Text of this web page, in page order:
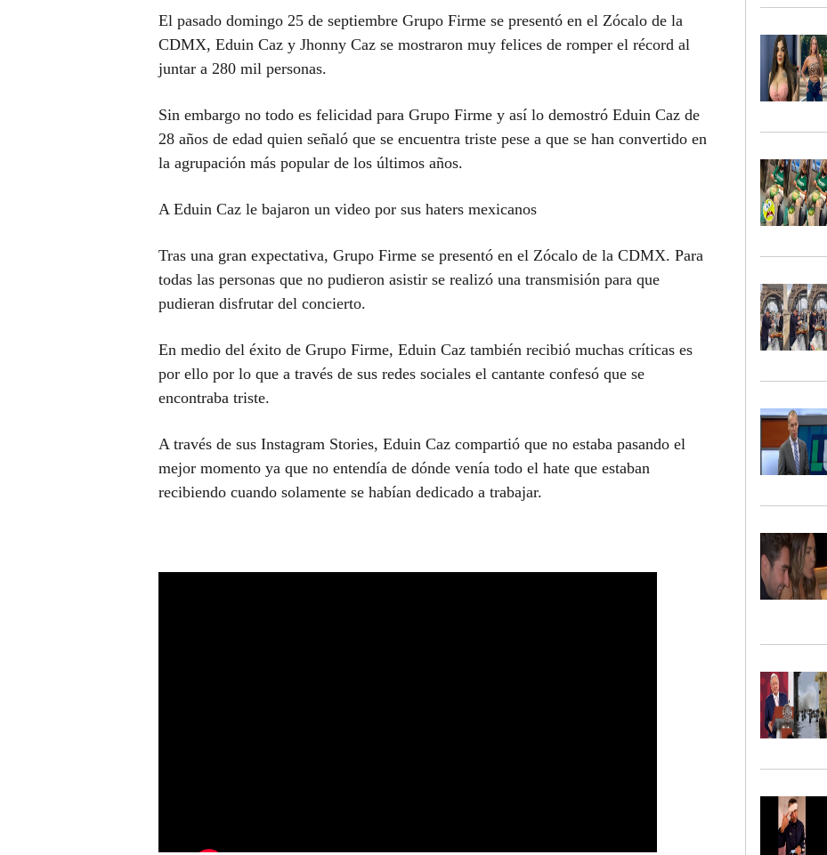
El pasado domingo 25 de septiembre Grupo Firme se presentó en el Zócalo de la
CDMX, Eduin Caz y Jhonny Caz se mostraron muy felices de romper el récord al
juntar a 280 mil personas.
Sin embargo no todo es felicidad para Grupo Firme y así lo demostró Eduin Caz de
28 años de edad quien señaló que se encuentra triste pese a que se han convertido en
la agrupación más popular de los últimos años.
A Eduin Caz le bajaron un video por sus haters mexicanos
Tras una gran expectativa, Grupo Firme se presentó en el Zócalo de la CDMX. Para
todas las personas que no pudieron asistir se realizó una transmisión para que
pudieran disfrutar del concierto.
En medio del éxito de Grupo Firme, Eduin Caz también recibió muchas críticas es
por ello por lo que a través de sus redes sociales el cantante confesó que se
encontraba triste.
A través de sus Instagram Stories, Eduin Caz compartió que no estaba pasando el
mejor momento ya que no entendía de dónde venía todo el hate que estaban
recibiendo cuando solamente se habían dedicado a trabajar.